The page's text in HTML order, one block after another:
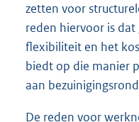
zetten voor
reden hiervoor is
flexibiliteit en het
biedt op die manier
aan
De reden voor